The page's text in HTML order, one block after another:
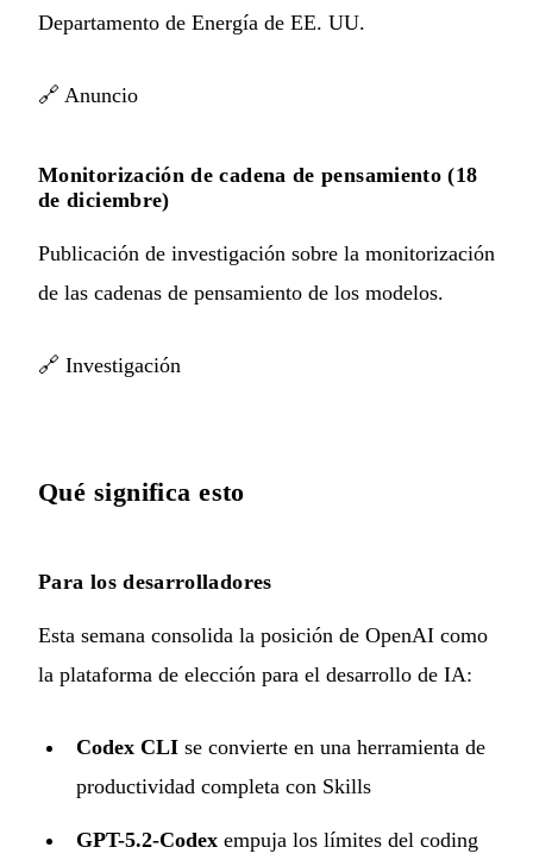
Departamento de Energía de EE. UU.
🔗 Anuncio
Monitorización de cadena de pensamiento (18
de diciembre)
Publicación de investigación sobre la monitorización
de las cadenas de pensamiento de los modelos.
🔗 Investigación
Qué significa esto
Para los desarrolladores
Esta semana consolida la posición de OpenAI como
la plataforma de elección para el desarrollo de IA:
Codex CLI se convierte en una herramienta de
productividad completa con Skills
GPT-5.2-Codex empuja los límites del coding